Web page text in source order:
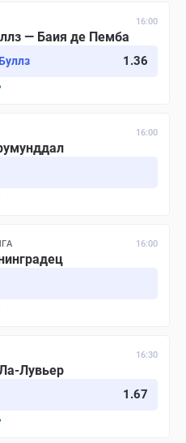
16:00
— Баия де Пемба
1.36
16:00
16:00
16:30
Лувьер
1.67